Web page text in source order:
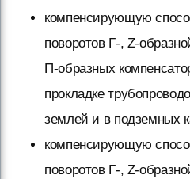
компенсирующую
поворотов Г-, Z-
П-образных
прокладке
землей и в подземных
компенсирующую
поворотов Г-, Z-